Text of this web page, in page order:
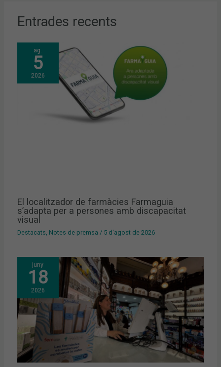
Entrades recents
ag.
5
2026
El localitzador de farmàcies Farmaguia
s’adapta per a persones amb discapacitat
visual
Destacats Notes de premsa / 5 d'agost de 2026
juny
18
2026